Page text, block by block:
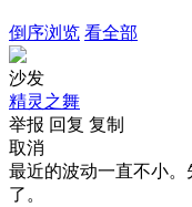
倒序浏览 看全部
沙发
精灵之舞
举报 回复 复制
取消
最近的波动一直不小
了。